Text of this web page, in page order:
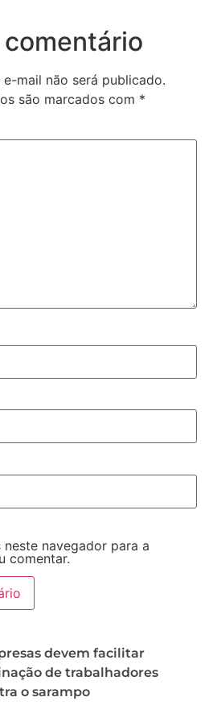
mail não será publicado.
são marcados com *
neste navegador para a
comentar.
devem facilitar
de trabalhadores
o sarampo